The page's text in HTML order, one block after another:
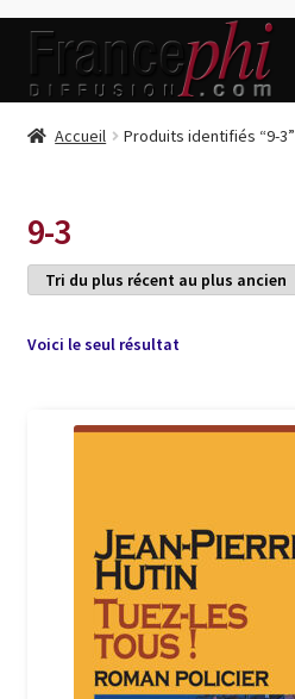
Aller
la
Aller
contenu
Accueil
Conditions de Vente
Connection
Listes d’Envies
Login Customizer
Newsletter
Nous Contacter
Accueil Produits identifiés “9-3”
9-3
Voici le seul résultat